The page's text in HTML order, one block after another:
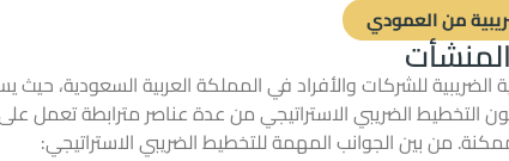
من العمودي
الضريبية للشركات والأفراد في المملكة العربية السعودية،
التخطيط الضريبي الاستراتيجي من عدة عناصر مترابطة تعمل
من بين الجوانب المهمة للتخطيط الضريبي الاستراتيجي: